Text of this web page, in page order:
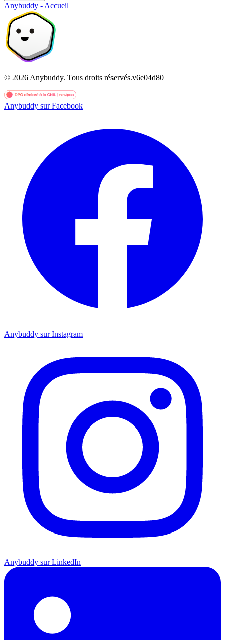
Anybuddy - Accueil
© 2026 Anybuddy. Tous droits réservés.v6e04d80
Anybuddy sur Facebook
Anybuddy sur Instagram
Anybuddy sur LinkedIn